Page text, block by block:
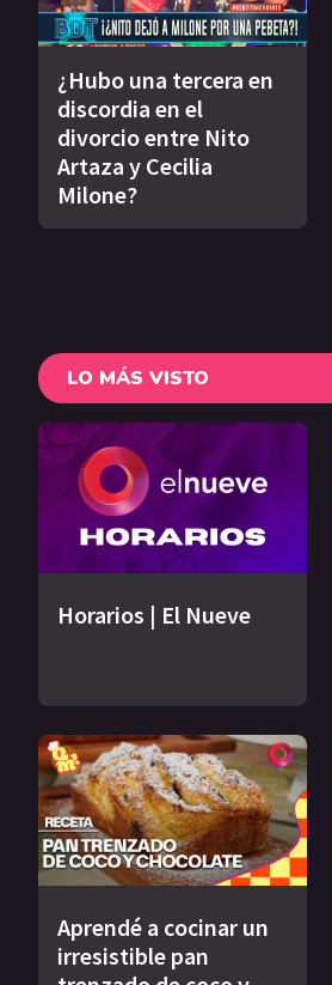
¿Hubo una tercera en
discordia en el
divorcio entre Nito
Artaza y Cecilia
Milone?
LO MÁS VISTO
Horarios | El Nueve
Aprendé a cocinar un
irresistible pan